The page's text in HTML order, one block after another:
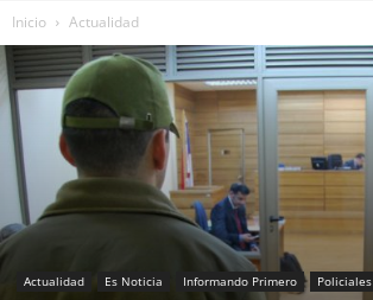
Inicio Actualidad
Actualidad Es Noticia Informando Primero Policiales